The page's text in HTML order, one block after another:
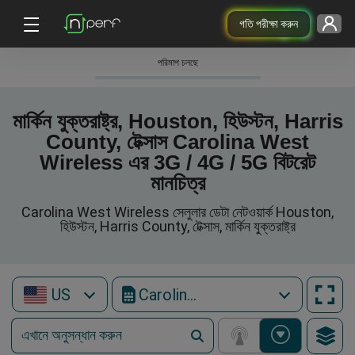
গতি পরীক্ষা করুন
পরিমাপ চলছে
মার্কিন যুক্তরাষ্ট্র, Houston, হিউস্টন, Harris
County, টেক্সাস Carolina West
Wireless এর 3G / 4G / 5G বিটরেট
মানচিত্র
Carolina West Wireless সেলুলার ডেটা নেটওয়ার্ক Houston,
হিউস্টন, Harris County, টেক্সাস, মার্কিন যুক্তরাষ্ট্র
US Carolina West Wireless